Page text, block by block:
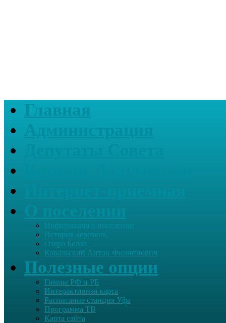
Главная
Информация о поселении
История деревень
Озеро Белое
Ковальский Антон Филиппович
Полезные опции
Гимны РФ и РБ
Интерактивная карта
Расписание станция Уфа
Программа ТВ
Карта сайта